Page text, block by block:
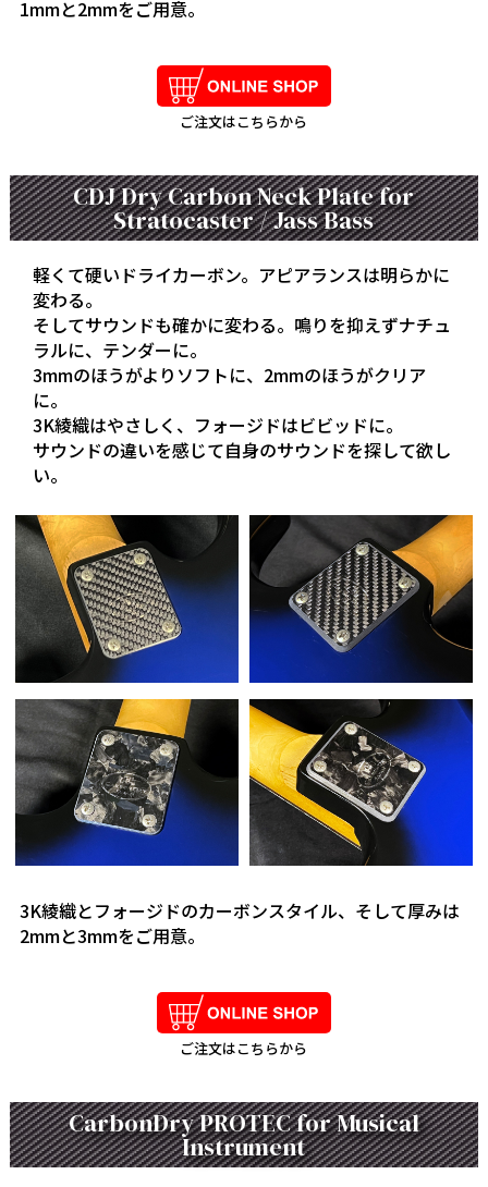
1mmと2mmをご用意。
ご注文はこちらから
CDJ Dry Carbon Neck Plate for
Stratocaster / Jass Bass
軽くて硬いドライカーボン。アピアランスは明らかに
変わる。
そしてサウンドも確かに変わる。鳴りを抑えずナチュ
ラルに、テンダーに。
3mmのほうがよりソフトに、2mmのほうがクリア
に。
3K綾織はやさしく、フォージドはビビッドに。
サウンドの違いを感じて自身のサウンドを探して欲し
い。
3K綾織とフォージドのカーボンスタイル、そして厚みは
2mmと3mmをご用意。
ご注文はこちらから
CarbonDry PROTEC for Musical
Instrument